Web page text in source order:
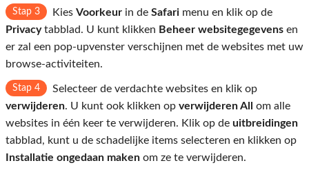
Stap 3 Kies Voorkeur in de Safari menu en klik op de
Privacytabblad. U kunt klikken Beheer websitegegevens en
er zal een pop-upvenster verschijnen met de websites met uw
browse-activiteiten.
Stap 4
Selecteer de verdachte websites en klik op
verwijderen. U kunt ook klikken op verwijderen All
om alle
websites in één keer te verwijderen. Klik op de uitbreidingen
tabblad, kunt u de schadelijke items selecteren en klikken op
Installatie ongedaan maken om ze te verwijderen.